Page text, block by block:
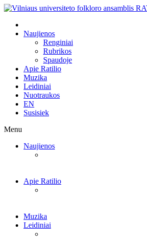
Naujienos
Renginiai
Rubrikos
Spaudoje
Apie Ratilio
Muzika
Leidiniai
Nuotraukos
EN
Susisiek
Menu
Naujienos
Apie Ratilio
Muzika
Leidiniai